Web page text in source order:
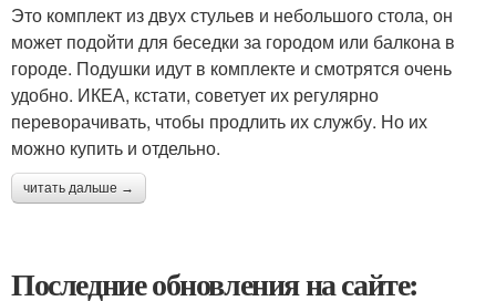
Это комплект из двух стульев и небольшого стола, он
может подойти для беседки за городом или балкона в
городе. Подушки идут в комплекте и смотрятся очень
удобно. ИКЕА, кстати, советует их регулярно
переворачивать, чтобы продлить их службу. Но их
можно купить и отдельно.
читать дальше →
Последние обновления на сайте: